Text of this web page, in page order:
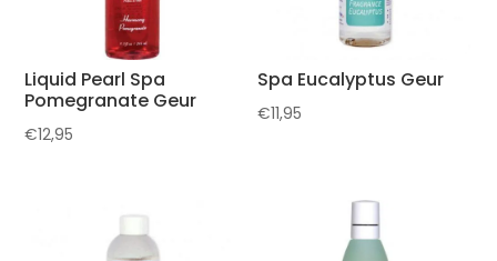
Liquid Pearl Spa
Pomegranate Geur
€12,95
Spa Eucalyptus Geur
€11,95